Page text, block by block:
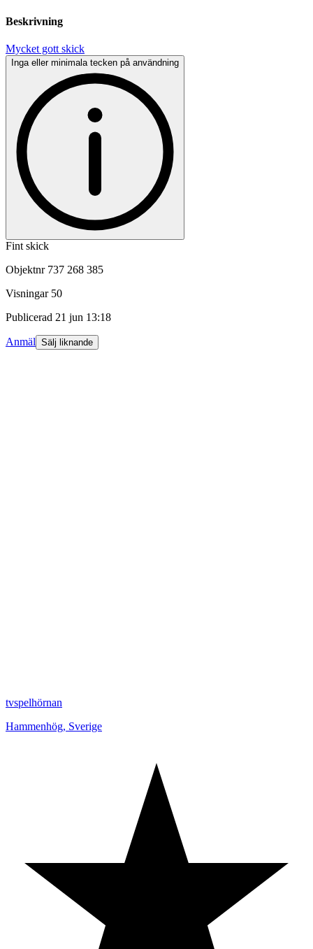
Beskrivning
Mycket gott skick
Inga eller minimala tecken på användning
Fint skick
Objektnr 737 268 385
Visningar 50
Publicerad 21 jun 13:18
Anmäl Sälj liknande
tvspelhörnan
Hammenhög, Sverige